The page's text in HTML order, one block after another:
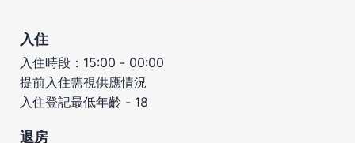
入住
入住時段：15:00 - 00:00
提前入住需視供應情況
入住登記最低年齡 - 18
退房